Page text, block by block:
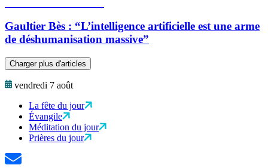
Gaultier Bès : “L’intelligence artificielle est une arme
de déshumanisation massive”
Charger plus d'articles
vendredi 7 août
La fête du jour
Évangile
Méditation du jour
Prières du jour